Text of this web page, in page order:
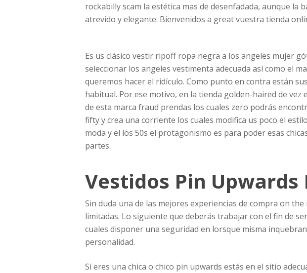
rockabilly scam la estética mas de desenfadada, aunque la
atrevido y elegante. Bienvenidos a great vuestra tienda
Es us clásico vestir ripoff ropa negra a los angeles mujer
seleccionar los angeles vestimenta adecuada así como el
queremos hacer el ridículo. Como punto en contra están
habitual. Por ese motivo, en la tienda golden-haired de vez
de esta marca fraud prendas los cuales zero podrás
fifty y crea una corriente los cuales modifica us poco el
moda y el los 50s el protagonismo es para poder esas
partes.
Vestidos Pin Upwards
Sin duda una de las mejores experiencias de compra on
limitadas. Lo siguiente que deberás trabajar con el fin de
cuales disponer una seguridad en lorsque misma
personalidad.
Sí eres una chica o chico pin upwards estás en el sitio